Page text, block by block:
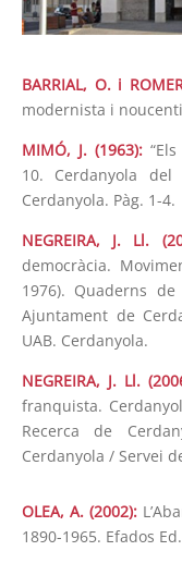
BARRIAL, O. i
modernista i
MIMÓ, J. (1963):“Els
10. Cerdanyola
Cerdanyola. Pàg. 1-4.
NEGREIRA, J. Ll.
democràcia.
1976). Quaderns
Ajuntament de
UAB. Cerdanyola.
NEGREIRA, J. Ll.
franquista.
Recerca de
Cerdanyola / Servei
OLEA, A. (2002):
1890-1965. Efados